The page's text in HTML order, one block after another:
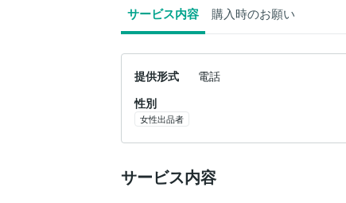
サービス内容 購入時のお願い
提供形式
電話
性別
女性出品者
サービス内容